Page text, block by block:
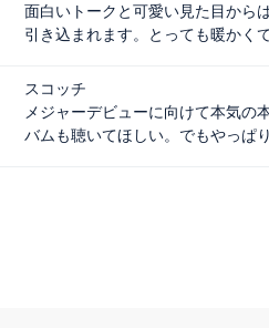
面白いトークと可愛い見た目から
引き込まれます。とっても暖かく
スコッチ
メジャーデビューに向けて本気の
バムも聴いてほしい。でもやっぱ